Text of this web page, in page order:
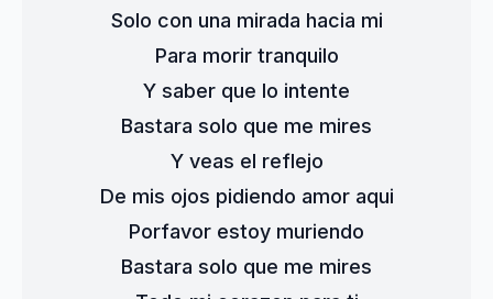
Solo con una mirada hacia mi
Para morir tranquilo
Y saber que lo intente
Bastara solo que me mires
Y veas el reflejo
De mis ojos pidiendo amor aqui
Porfavor estoy muriendo
Bastara solo que me mires